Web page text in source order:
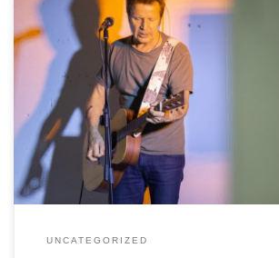
KIERTUE 2018 -tapahtuman
infoa ja verkostoitumismahdollisuuksia
työttömille. Tarjolla oli luentoja ja
(kuva: Antti Mutta) Myllypuron […]
UNCATEGORIZED